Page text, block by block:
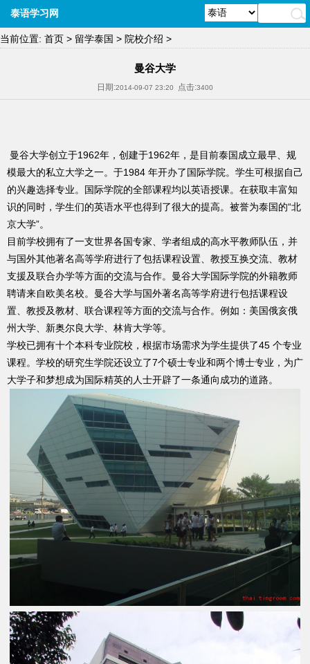
泰语学习网
当前位置: 首页 > 留学泰国 > 院校介绍 >
曼谷大学
日期:2014-09-07 23:20 点击:3400
曼谷大学创立于1962年，创建于1962年，是目前泰国成立最早、规
模最大的私立大学之一。于1984 年开办了国际学院。学生可根据自己
的兴趣选择专业。国际学院的全部课程均以英语授课。在获取丰富知
识的同时，学生们的英语水平也得到了很大的提高。被誉为泰国的“北
京大学”。
目前学校拥有了一支世界各国专家、学者组成的高水平教师队伍，并
与国外其他著名高等学府进行了包括课程设置、教授互换交流、教材
支援及联合办学等方面的交流与合作。曼谷大学国际学院的外籍教师
聘请来自欧美名校。曼谷大学与国外著名高等学府进行包括课程设
置、教授及教材、联合课程等方面的交流与合作。例如：美国俄亥俄
州大学、新奥尔良大学、林肯大学等。
学校已拥有十个本科专业院校，根据市场需求为学生提供了45 个专业
课程。学校的研究生学院还设立了7个硕士专业和两个博士专业，为广
大学子和梦想成为国际精英的人士开辟了一条通向成功的道路。